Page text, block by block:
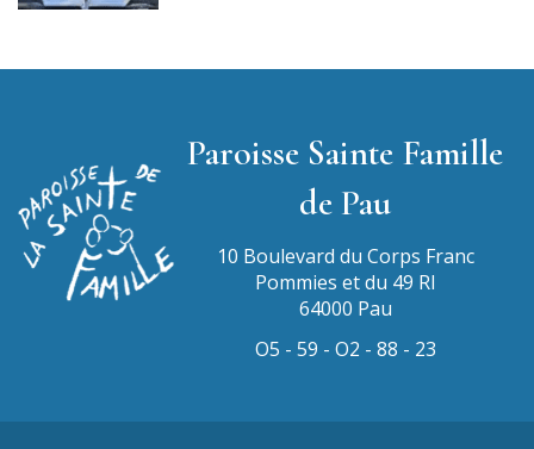
Paroisse Sainte Famille
de Pau
10 Boulevard du Corps Franc
Pommies et du 49 RI
64000 Pau
O5 - 59 - O2 - 88 - 23